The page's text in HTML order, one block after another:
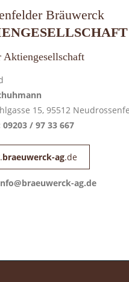
Bräuwerck
Aktiengesellschaft
15, 95512
/ 97 33 667
braeuwerck-ag.de
ag.de